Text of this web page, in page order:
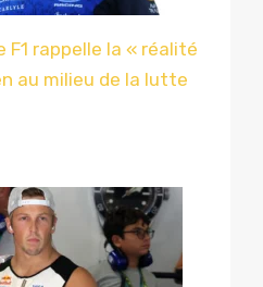
F1 rappelle la « réalité
au milieu de la lutte